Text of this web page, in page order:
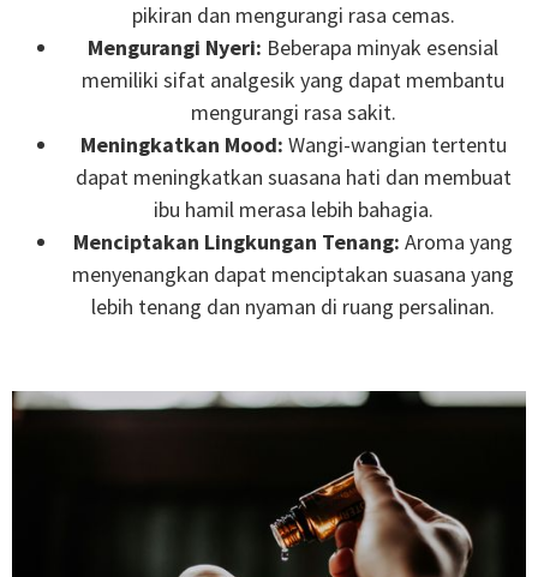
pikiran dan mengurangi rasa cemas.
Mengurangi Nyeri: Beberapa minyak esensial
memiliki sifat analgesik yang dapat membantu
mengurangi rasa sakit.
Meningkatkan Mood: Wangi-wangian tertentu
dapat meningkatkan suasana hati dan membuat
ibu hamil merasa lebih bahagia.
Menciptakan Lingkungan Tenang: Aroma yang
menyenangkan dapat menciptakan suasana yang
lebih tenang dan nyaman di ruang persalinan.